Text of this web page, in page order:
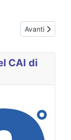
Articolo
Avanti
CAI di